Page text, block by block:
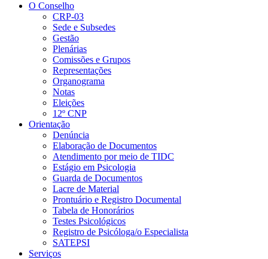
O Conselho
CRP-03
Sede e Subsedes
Gestão
Plenárias
Comissões e Grupos
Representações
Organograma
Notas
Eleições
12º CNP
Orientação
Denúncia
Elaboração de Documentos
Atendimento por meio de TIDC
Estágio em Psicologia
Guarda de Documentos
Lacre de Material
Prontuário e Registro Documental
Tabela de Honorários
Testes Psicológicos
Registro de Psicóloga/o Especialista
SATEPSI
Serviços